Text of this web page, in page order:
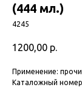
(444 мл.)
4245
1200,00 р.
Применение:
Каталожный